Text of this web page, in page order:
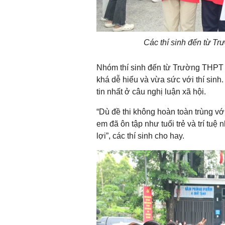
Các thí sinh đến từ
Nhóm thí sinh đến từ Trường
khá dễ hiểu và vừa sức với thí
tin nhất ở câu nghị luận xã hội.
“Dù đề thi không hoàn toàn trùng
em đã ôn tập như tuổi trẻ và trí tuệ
lợi”, các thí sinh cho hay.